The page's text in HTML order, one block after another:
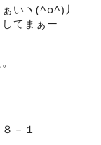
いヽ(^o^)丿
てまぁー
－１